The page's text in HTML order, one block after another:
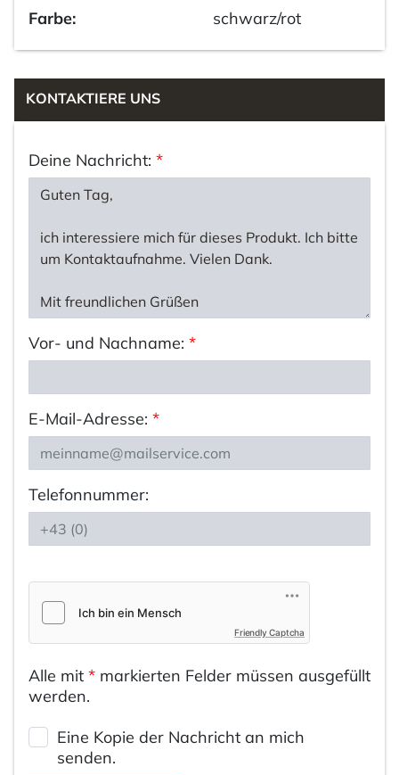
Farbe:
schwarz/rot
KONTAKTIERE UNS
Deine Nachricht: *
Vor- und Nachname: *
E-Mail-Adresse: *
Telefonnummer:
Friendly Captcha
Alle mit * markierten Felder müssen ausgefüllt
werden.
Eine Kopie der Nachricht an mich
senden.